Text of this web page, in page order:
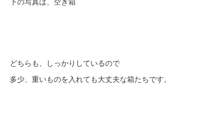
下の写真は、空き箱
どちらも、しっかりしているので
多少、重いものを入れても大丈夫な箱たちです。